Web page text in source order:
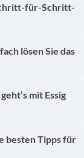
für-Schritt-
lösen Sie das
mit Essig
besten Tipps für